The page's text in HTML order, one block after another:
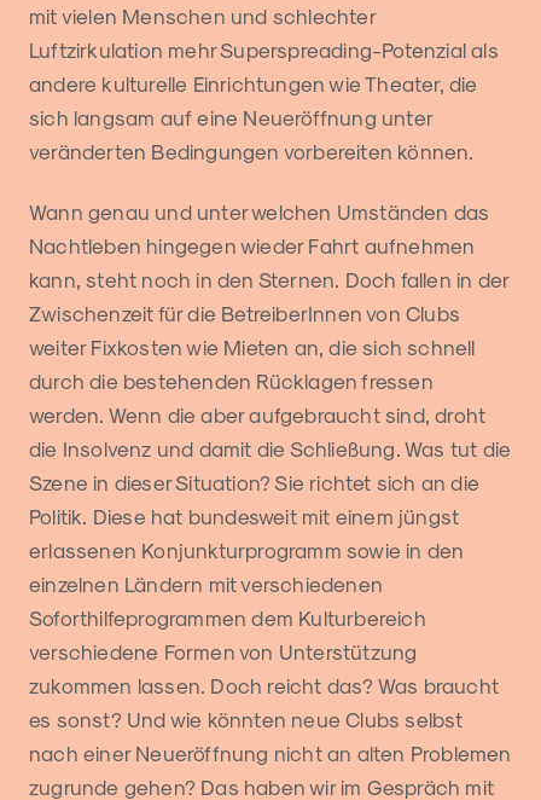
mit vielen Menschen und schlechter
Luftzirkulation mehr Superspreading-Potenzial als
andere kulturelle Einrichtungen wie Theater, die
sich langsam auf eine Neueröffnung unter
veränderten Bedingungen vorbereiten können.
Wann genau und unter welchen Umständen das
Nachtleben hingegen wieder Fahrt aufnehmen
kann, steht noch in den Sternen. Doch fallen in der
Zwischenzeit für die BetreiberInnen von Clubs
weiter Fixkosten wie Mieten an, die sich schnell
durch die bestehenden Rücklagen fressen
werden. Wenn die aber aufgebraucht sind, droht
die Insolvenz und damit die Schließung. Was tut die
Szene in dieser Situation? Sie richtet sich an die
Politik. Diese hat bundesweit mit einem jüngst
erlassenen Konjunkturprogramm sowie in den
einzelnen Ländern mit verschiedenen
Soforthilfeprogrammen dem Kulturbereich
verschiedene Formen von Unterstützung
zukommen lassen. Doch reicht das? Was braucht
es sonst? Und wie könnten neue Clubs selbst
nach einer Neueröffnung nicht an alten Problemen
zugrunde gehen? Das haben wir im Gespräch mit